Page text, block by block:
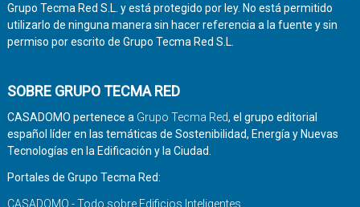
Grupo Tecma Red S.L. y está protegido por ley. No está permitido
utilizarlo de ninguna manera sin hacer referencia a la fuente y sin
permiso por escrito de Grupo Tecma Red S.L.
SOBRE GRUPO TECMA RED
CASADOMO pertenece a Grupo Tecma Red, el grupo editorial
español líder en las temáticas de Sostenibilidad, Energía y Nuevas
Tecnologías en la Edificación y la Ciudad.
Portales de Grupo Tecma Red:
CASADOMO - Todo sobre Edificios Inteligentes